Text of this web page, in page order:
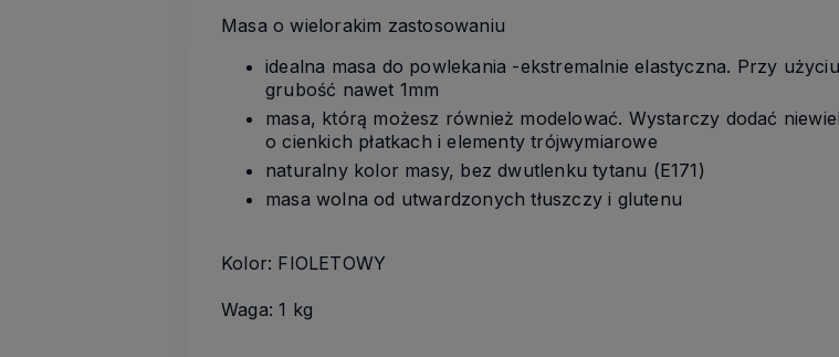
Masa o wielorakim zastosowaniu
idealna masa do powlekania -ekstremalnie elastyczna. Przy
grubość nawet 1mm
masa, którą możesz również modelować. Wystarczy dodać
o cienkich płatkach i elementy trójwymiarowe
naturalny kolor masy, bez dwutlenku tytanu (E171)
masa wolna od utwardzonych tłuszczy i glutenu
Kolor: FIOLETOWY
Waga: 1 kg